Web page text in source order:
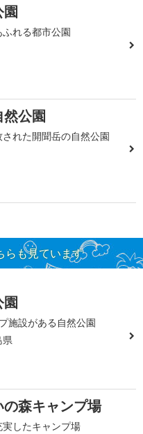
園
れる都市公園
公園
された開聞岳の自然公園
らも見ています
園
施設がある自然公園
県
森キャンプ場
したキャンプ場